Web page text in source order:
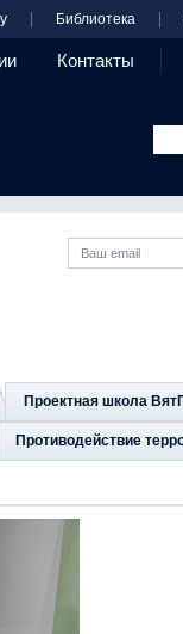
Библиотека
Контакты
Проектная школа
Противодействие